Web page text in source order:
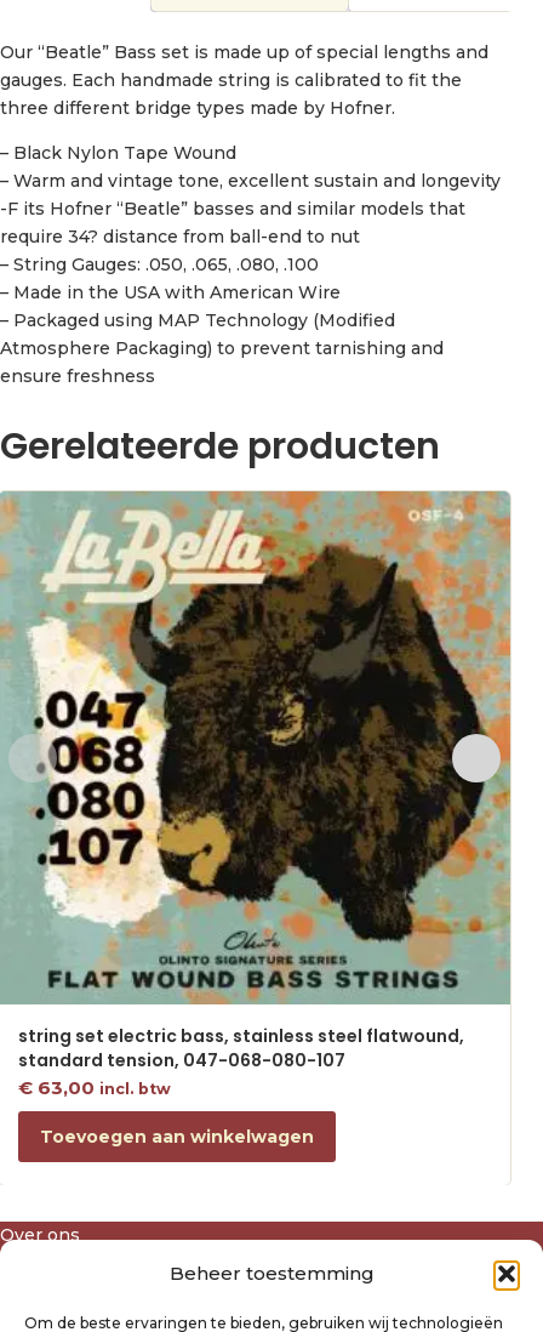
Beheer toestemming
Om de beste ervaringen te bieden, gebruiken wij technologieën
Our “Beatle” Bass set is made up of special lengths and
gauges. Each handmade string is calibrated to fit the
three different bridge types made by Hofner.
– Black Nylon Tape Wound
– Warm and vintage tone, excellent sustain and longevity
-F its Hofner “Beatle” basses and similar models that
require 34? distance from ball-end to nut
– String Gauges: .050, .065, .080, .100
– Made in the USA with American Wire
– Packaged using MAP Technology (Modified
Atmosphere Packaging) to prevent tarnishing and
ensure freshness
Gerelateerde producten
string set electric bass, stainless steel flatwound,
standard tension, 047-068-080-107
€63,00 incl. btw
Toevoegen aan winkelwagen
Over ons
Algemene voorwaarden
Privacyverklaring Raysland